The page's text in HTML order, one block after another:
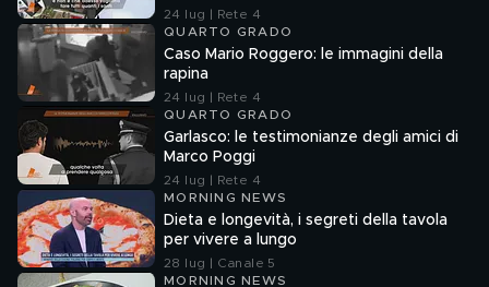
24 lug | Rete 4
QUARTO GRADO
Caso Mario Roggero: le immagini della
rapina
24 lug | Rete 4
QUARTO GRADO
Garlasco: le testimonianze degli amici di
Marco Poggi
24 lug | Rete 4
MORNING NEWS
Dieta e longevità, i segreti della tavola
per vivere a lungo
28 lug | Canale 5
MORNING NEWS